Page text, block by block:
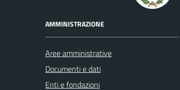
AMMINISTRAZIONE
Aree amministrative
Documenti e dati
Enti e fondazioni